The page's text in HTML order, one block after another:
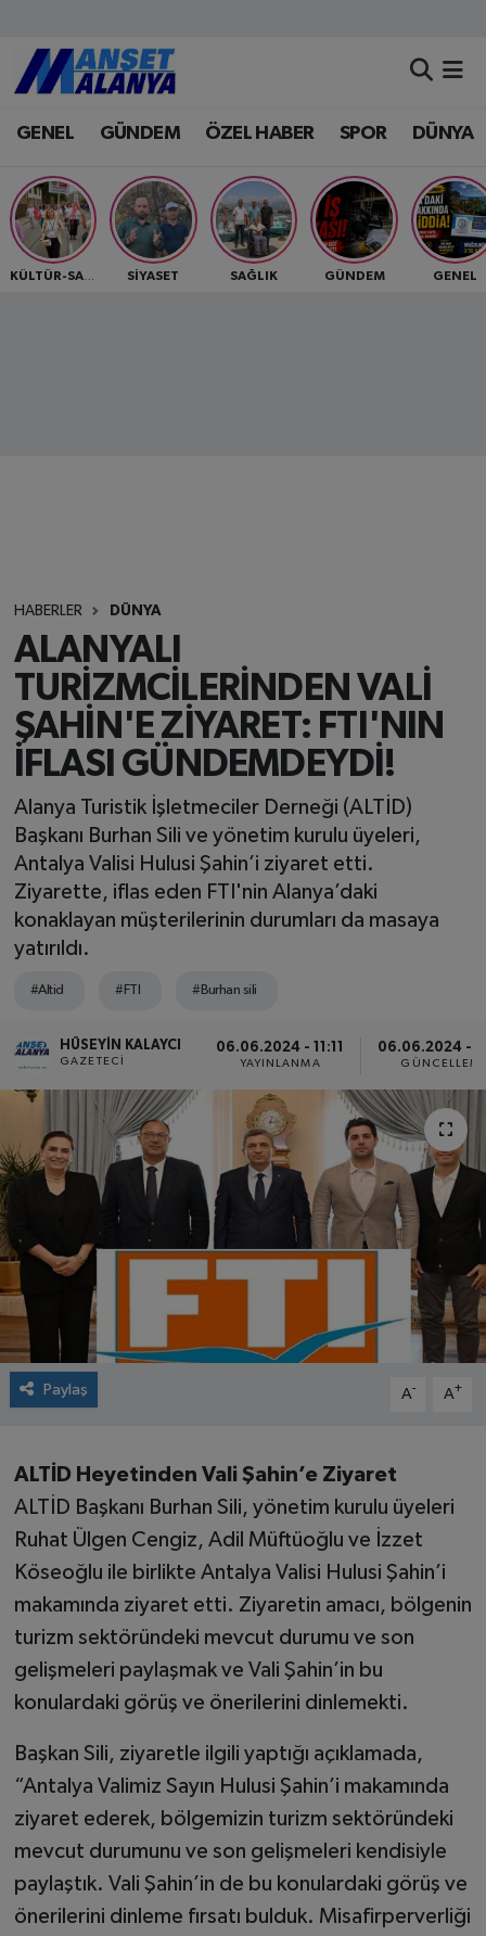
GENEL GÜNDEM ÖZEL HABER SPOR DÜNYA
KÜLTÜR-SANAT SİYASET SAĞLIK GÜNDEM GENEL
HABERLER DÜNYA
ALANYALI
TURİZMCİLERİNDEN VALİ
ŞAHİN'E ZİYARET: FTI'NIN
İFLASI GÜNDEMDEYDİ!
Alanya Turistik İşletmeciler Derneği (ALTİD)
Başkanı Burhan Sili ve yönetim kurulu üyeleri,
Antalya Valisi Hulusi Şahin’i ziyaret etti.
Ziyarette, iflas eden FTI'nin Alanya’daki
konaklayan müşterilerinin durumları da masaya
yatırıldı.
#Altid #FTI #Burhan sili
HÜSEYIN KALAYCI
GAZETECI
06.06.2024 - 11:11
YAYINLANMA
06.06.2024 -
Paylaş A- A+
ALTİD Heyetinden Vali Şahin’e Ziyaret
ALTİD Başkanı Burhan Sili, yönetim kurulu üyeleri
Ruhat Ülgen Cengiz, Adil Müftüoğlu ve İzzet
Köseoğlu ile birlikte Antalya Valisi Hulusi Şahin’i
makamında ziyaret etti. Ziyaretin amacı, bölgenin
turizm sektöründeki mevcut durumu ve son
gelişmeleri paylaşmak ve Vali Şahin’in bu
konulardaki görüş ve önerilerini dinlemekti.
Başkan Sili, ziyaretle ilgili yaptığı açıklamada,
“Antalya Valimiz Sayın Hulusi Şahin’i makamında
ziyaret ederek, bölgemizin turizm sektöründeki
mevcut durumunu ve son gelişmeleri kendisiyle
paylaştık. Vali Şahin’in de bu konulardaki görüş ve
önerilerini dinleme fırsatı bulduk. Misafirperverliği
Antalya Nöbetçi Eczaneler
Antalya Hava Durumu
Antalya Namaz Vakitleri
Antalya Trafik Yoğunluk Haritası